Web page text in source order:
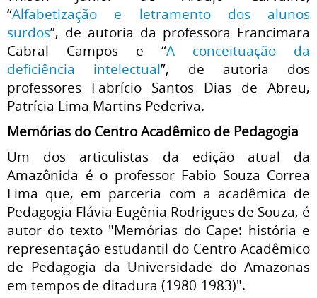
“Alfabetização e letramento dos alunos
surdos”, de autoria da professora Francimara
Cabral Campos e “A conceituação da
deficiência intelectual”, de autoria dos
professores Fabrício Santos Dias de Abreu,
Patrícia Lima Martins Pederiva.
Memórias do Centro Acadêmico de Pedagogia
Um dos articulistas da edição atual da
Amazônida é o professor Fabio Souza Correa
Lima que, em parceria com a acadêmica de
Pedagogia Flávia Eugênia Rodrigues de Souza, é
autor do texto "Memórias do Cape: história e
representação estudantil do Centro Acadêmico
de Pedagogia da Universidade do Amazonas
em tempos de ditadura (1980-1983)".